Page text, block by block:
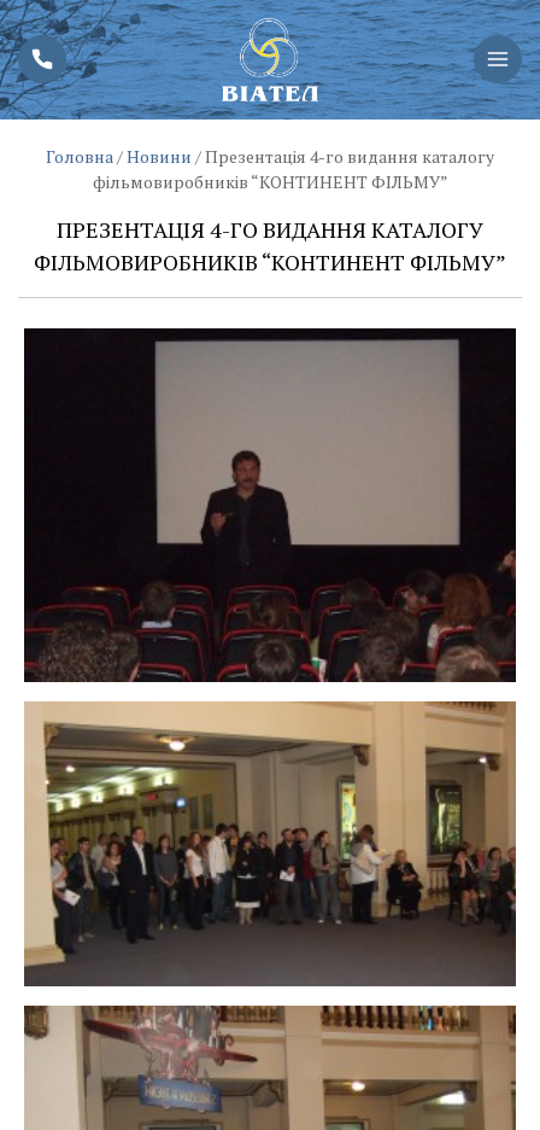
Головна /Новини /Презентація 4-го видання каталогу
фільмовиробників “КОНТИНЕНТ ФІЛЬМУ”
ПРЕЗЕНТАЦІЯ 4-ГО ВИДАННЯ КАТАЛОГУ
ФІЛЬМОВИРОБНИКІВ “КОНТИНЕНТ ФІЛЬМУ”